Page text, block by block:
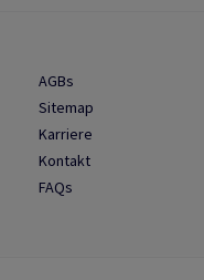
AGBs
Sitemap
Karriere
Kontakt
FAQs